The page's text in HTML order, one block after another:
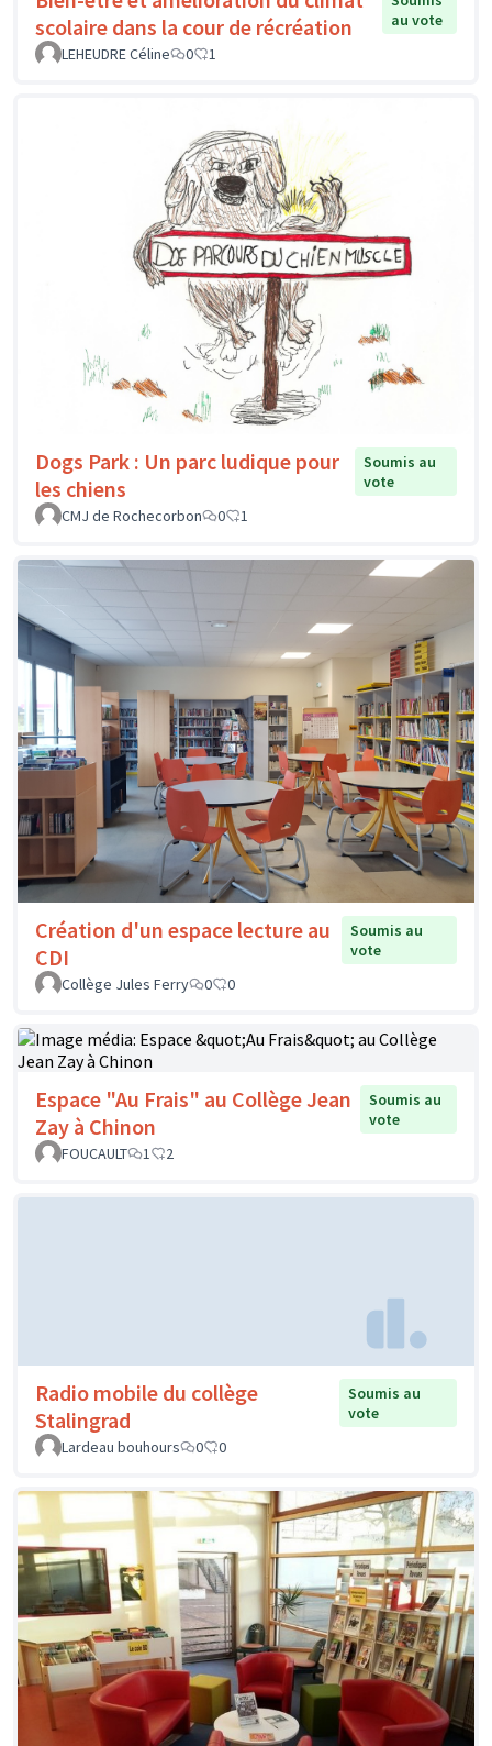
scolaire dans la cour de récréation
au vote
LEHEUDRE Céline
0 1
Dogs Park : Un parc ludique pour
les chiens
Soumis au
vote
CMJ de Rochecorbon
0 1
Création d'un espace lecture au
CDI
Soumis au
vote
Collège Jules Ferry
0 0
Espace "Au Frais" au Collège Jean
Zay à Chinon
Soumis au
vote
FOUCAULT
1 2
Radio mobile du collège
Stalingrad
Soumis au
vote
Lardeau bouhours
0 0